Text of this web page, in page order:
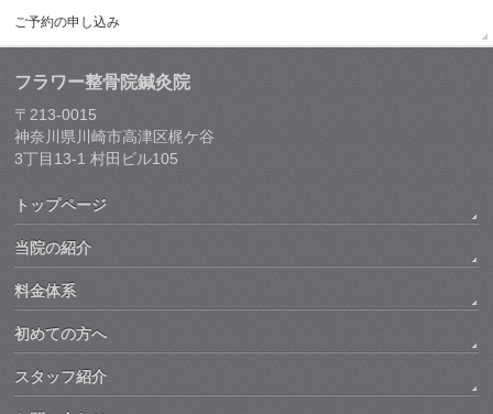
ご予約の申し込み
フラワー整骨院鍼灸院
〒213-0015
神奈川県川崎市高津区梶ケ谷
3丁目13-1 村田ビル105
トップページ
当院の紹介
料金体系
初めての方へ
スタッフ紹介